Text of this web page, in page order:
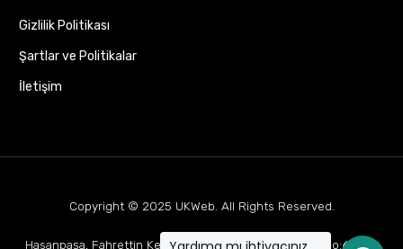
Gizlilik Politikası
Şartlar ve Politikalar
İletişim
Copyright © 2025 UKWeb. All Rights Reserved.
Hasanpaşa, Fahrettin Kerim Gökay Cd Mukaddes Apt No:63 D:1,